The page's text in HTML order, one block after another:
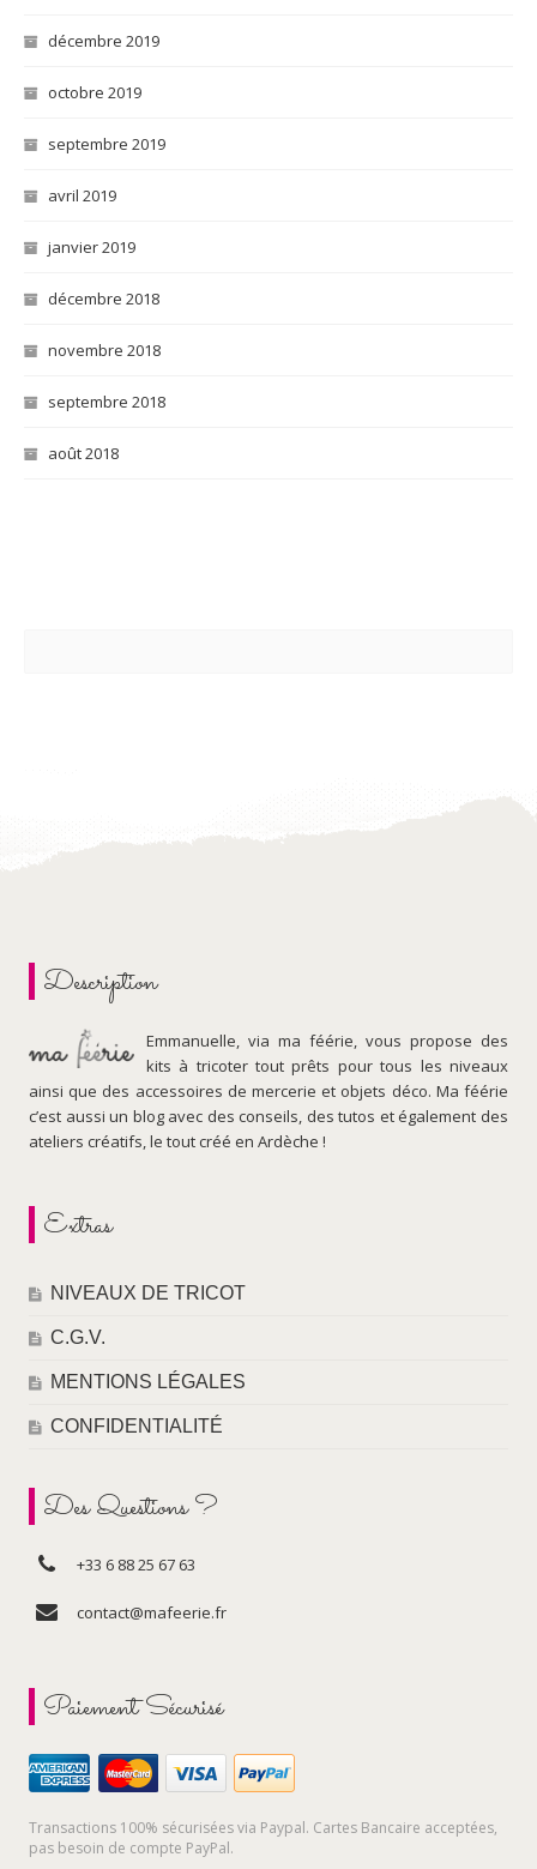
décembre 2019
octobre 2019
septembre 2019
avril 2019
janvier 2019
décembre 2018
novembre 2018
septembre 2018
août 2018
Description
Emmanuelle, via ma féérie, vous propose des
kits à tricoter tout prêts pour tous les niveaux
ainsi que des accessoires de mercerie et objets déco. Ma féérie
c’est aussi un blog avec des conseils, des tutos et également des
ateliers créatifs, le tout créé en Ardèche !
Extras
NIVEAUX DE TRICOT
C.G.V.
MENTIONS LÉGALES
CONFIDENTIALITÉ
Des Questions ?
+33 6 88 25 67 63
contact@mafeerie.fr
Paiement Sécurisé
Transactions 100% sécurisées via Paypal. Cartes Bancaire acceptées,
pas besoin de compte PayPal.